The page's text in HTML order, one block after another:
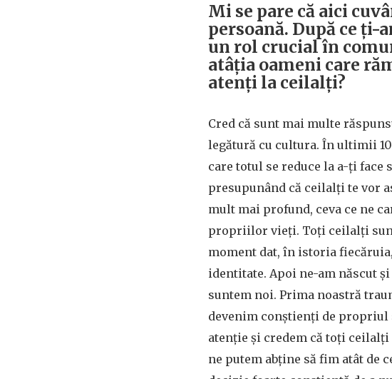
Mi se pare că aici
persoană. După ce
un rol crucial în
atâția oameni care
atenți la ceilalți?
Cred că sunt mai multe
legătură cu cultura. În ultimii
care totul se reduce la a-ți
presupunând că ceilalți te vor
mult mai profund, ceva ce ne
propriilor vieți. Toți ceilalți
moment dat, în istoria
identitate. Apoi ne-am născut
suntem noi. Prima noastră
devenim conștienți de propriul
atenție și credem că toți ceilalți
ne putem abține să fim atât de